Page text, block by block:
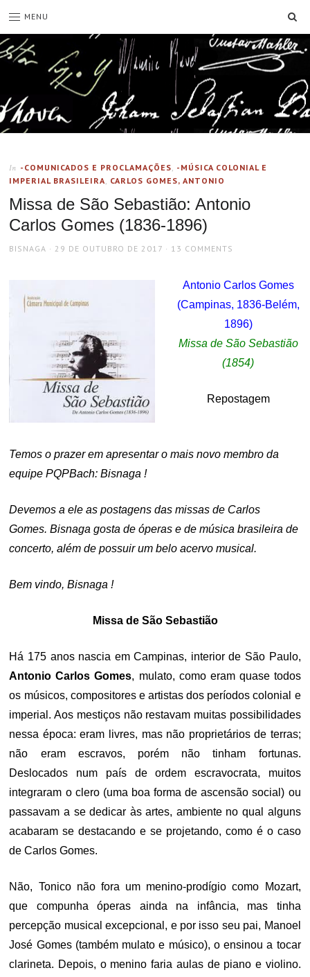
MENU
In -COMUNICADOS E PROCLAMAÇÕES, -MÚSICA COLONIAL E
IMPERIAL BRASILEIRA, CARLOS GOMES, ANTONIO
Missa de São Sebastião: Antonio
Carlos Gomes (1836-1896)
AUTHOR
BISNAGA
POSTED
29 DE OUTUBRO DE 2017 13 COMMENTS
Antonio Carlos Gomes
(Campinas, 1836-Belém,
1896)
Missa de São Sebastião
(1854)
Repostagem
Temos o prazer em apresentar o mais novo membro da
equipe PQPBach: Bisnaga !
Devemos a ele as postagens das missas de Carlos
Gomes. Bisnaga gosta de óperas e de música brasileira de
concerto, além de possuir um belo acervo musical.
Bem vindo, Bisnaga !
Missa de São Sebastião
Há 175 anos nascia em Campinas, interior de São Paulo,
Antonio Carlos Gomes, mulato, como eram quase todos
os músicos, compositores e artistas dos períodos colonial e
imperial. Aos mestiços não restavam muitas possibilidades
nessa época: eram livres, mas não proprietários de terras;
não eram escravos, porém não tinham fortunas.
Deslocados num país de ordem escravocrata, muitos
integraram o clero (uma boa forma de ascensão social) ou
passavam a se dedicar às artes, ambiente no qual alguns
acabaram se destacando e se projetando, como é o caso
de Carlos Gomes.
Não, Tonico não fora um menino-prodígio como Mozart,
que compunha óperas ainda na infância, mas tinha
percepção musical excepcional, e por isso seu pai, Manoel
José Gomes (também mulato e músico), o ensinou a tocar
clarineta. Depois, o menino faria aulas de piano e violino.